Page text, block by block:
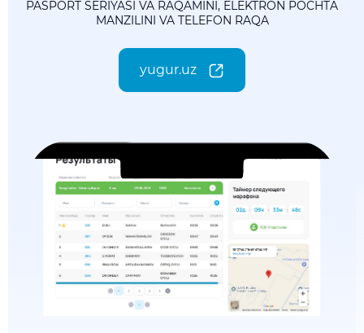
PASPORT SERIYASI VA RAQAMINI, ELEKTRON POCHTA
MANZILINI VA TELEFON RAQA
yugur.uz